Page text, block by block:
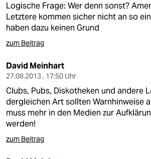
Logische Frage: Wer denn sonst?
Letztere kommen sicher nicht an so
haben dazu keinen Grund
zum Beitrag
David Meinhart
27.08.2013 , 17:50 Uhr
Clubs, Pubs, Diskotheken und andere
dergleichen Art sollten Warnhinweise
muss mehr in den Medien zur
werden!
zum Beitrag